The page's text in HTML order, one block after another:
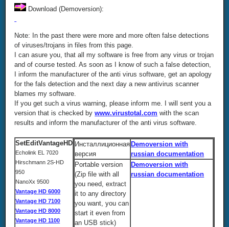
Download (Demoversion):
Note: In the past there were more and more often false detections
of viruses/trojans in files from this page.
I can asure you, that all my software is free from any virus or trojan
and of course tested. As soon as I know of such a false detection,
I inform the manufacturer of the anti virus software, get an apology
for the fals detection and the next day a new antivirus scanner
blames my software.
If you get such a virus warning, please inform me. I will sent you a
version that is checked bywww.virustotal.com with the scan
results and inform the manufacturer of the anti virus software.
SetEditVantageHD
Echolink EL 7020
Hirschmann 2S-HD
950
NanoXx 9500
Vantage HD 6000
Vantage HD 7100
Vantage HD 8000
Vantage HD 1100
Инсталлиционная
версия
Demoversion with
russian documentation
Portable version
(Zip file with all
you need, extract
it to any directory
you want, you can
start it even from
an USB stick)
Demoversion with
russian documentation